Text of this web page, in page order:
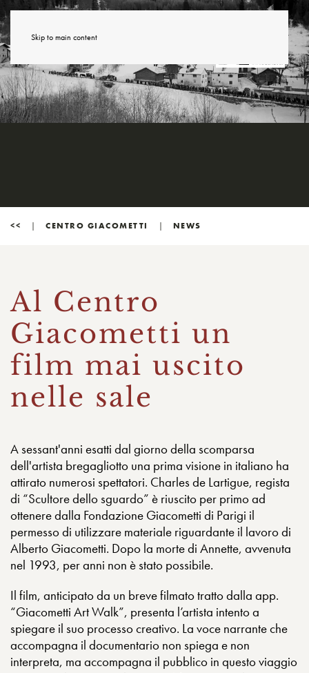
Skip to main content
<< CENTRO GIACOMETTI NEWS
Al Centro
Giacometti un
film mai uscito
nelle sale
A sessant'anni esatti dal giorno della scomparsa
dell'artista bregagliotto una prima visione in italiano ha
attirato numerosi spettatori. Charles de Lartigue, regista
di “Scultore dello sguardo” è riuscito per primo ad
ottenere dalla Fondazione Giacometti di Parigi il
permesso di utilizzare materiale riguardante il lavoro di
Alberto Giacometti. Dopo la morte di Annette, avvenuta
nel 1993, per anni non è stato possibile.
Il film, anticipato da un breve filmato tratto dalla app.
“Giacometti Art Walk”, presenta l’artista intento a
spiegare il suo processo creativo. La voce narrante che
accompagna il documentario non spiega e non
interpreta, ma accompagna il pubblico in questo viaggio